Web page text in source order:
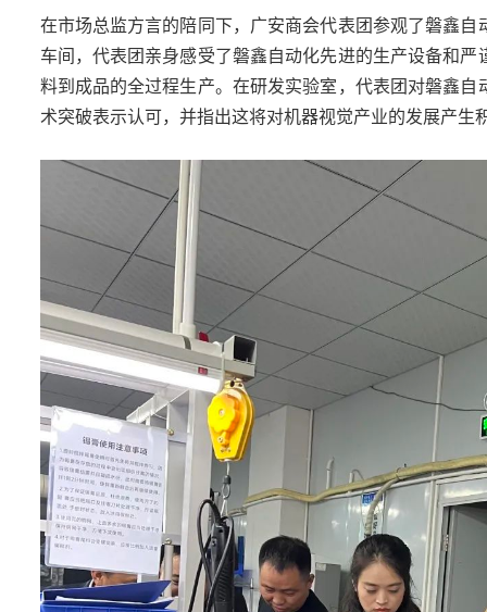
在市场总监方言的陪同下，广安商会代表团参观了磐鑫
车间，代表团亲身感受了磐鑫自动化先进的生产设备和
料到成品的全过程生产。在研发实验室，代表团对磐鑫
术突破表示认可，并指出这将对机器视觉产业的发展产生